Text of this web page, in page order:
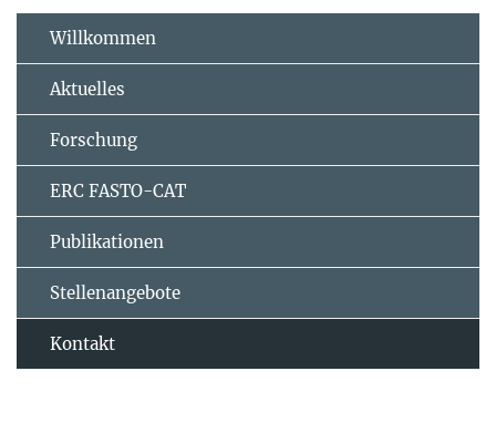
Willkommen
Aktuelles
Forschung
ERC FASTO-CAT
Publikationen
Stellenangebote
Kontakt